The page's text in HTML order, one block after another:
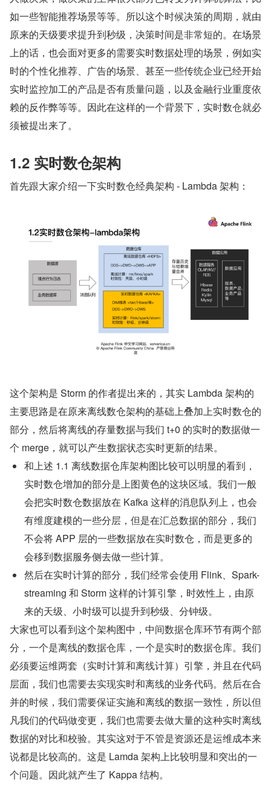
如一些智能推荐场景等等。所以这个时候决策的周期，就由
原来的天级要求提升到秒级，决策时间是非常短的。在场景
上的话，也会面对更多的需要实时数据处理的场景，例如实
时的个性化推荐、广告的场景、甚至一些传统企业已经开始
实时监控加工的产品是否有质量问题，以及金融行业重度依
赖的反作弊等等。因此在这样的一个背景下，实时数仓就必
须被提出来了。
1.2 实时数仓架构
首先跟大家介绍一下实时数仓经典架构 - Lambda 架构：
这个架构是 Storm 的作者提出来的，其实 Lambda 架构的
主要思路是在原来离线数仓架构的基础上叠加上实时数仓的
部分，然后将离线的存量数据与我们 t+0 的实时的数据做一
个 merge，就可以产生数据状态实时更新的结果。
和上述 1.1 离线数据仓库架构图比较可以明显的看到，
实时数仓增加的部分是上图黄色的这块区域。我们一般
会把实时数仓数据放在 Kafka 这样的消息队列上，也会
有维度建模的一些分层，但是在汇总数据的部分，我们
不会将 APP 层的一些数据放在实时数仓，而是更多的
会移到数据服务侧去做一些计算。
然后在实时计算的部分，我们经常会使用 Flink、Spark-
streaming 和 Storm 这样的计算引擎，时效性上，由原
来的天级、小时级可以提升到秒级、分钟级。
大家也可以看到这个架构图中，中间数据仓库环节有两个部
分，一个是离线的数据仓库，一个是实时的数据仓库。我们
必须要运维两套（实时计算和离线计算）引擎，并且在代码
层面，我们也需要去实现实时和离线的业务代码。然后在合
并的时候，我们需要保证实施和离线的数据一致性，所以但
凡我们的代码做变更，我们也需要去做大量的这种实时离线
数据的对比和校验。其实这对于不管是资源还是运维成本来
说都是比较高的。这是 Lamda 架构上比较明显和突出的一
个问题。因此就产生了 Kappa 结构。